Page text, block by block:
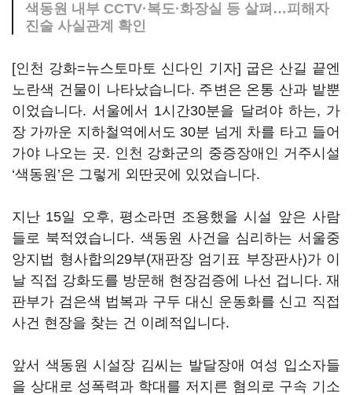
색동원 내부 CCTV·복도·화장실 등 살펴…피해자
진술 사실관계 확인
[인천 강화=뉴스토마토 신다인 기자] 굽은 산길 끝엔
노란색 건물이 나타났습니다. 주변은 온통 산과 밭뿐
이었습니다. 서울에서 1시간30분을 달려야 하는, 가
장 가까운 지하철역에서도 30분 넘게 차를 타고 들어
가야 나오는 곳. 인천 강화군의 중증장애인 거주시설
‘색동원’은 그렇게 외딴곳에 있었습니다.
지난 15일 오후, 평소라면 조용했을 시설 앞은 사람
들로 북적였습니다. 색동원 사건을 심리하는 서울중
앙지법 형사합의29부(재판장 엄기표 부장판사)가 이
날 직접 강화도를 방문해 현장검증에 나선 겁니다. 재
판부가 검은색 법복과 구두 대신 운동화를 신고 직접
사건 현장을 찾는 건 이례적입니다.
앞서 색동원 시설장 김씨는 발달장애 여성 입소자들
을 상대로 성폭력과 학대를 저지른 혐의로 구속 기소